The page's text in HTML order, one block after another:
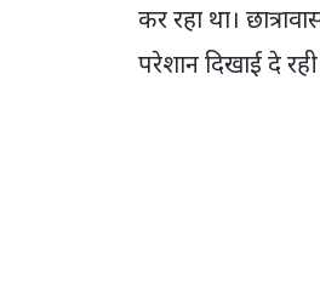
कर रहा था।
परेशान दिखाई दे